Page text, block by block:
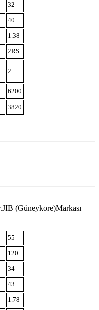
32
40
1.38
2RS
2
6200
3820
(Güneykore)Markası
55
120
34
43
1.78